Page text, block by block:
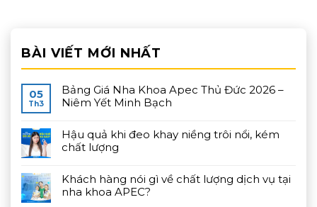
BÀI VIẾT MỚI NHẤT
05
Th3
Bảng Giá Nha Khoa Apec Thủ Đức 2026 –
Niêm Yết Minh Bạch
Hậu quả khi đeo khay niềng trôi nổi, kém
chất lượng
Khách hàng nói gì về chất lượng dịch vụ tại
nha khoa APEC?